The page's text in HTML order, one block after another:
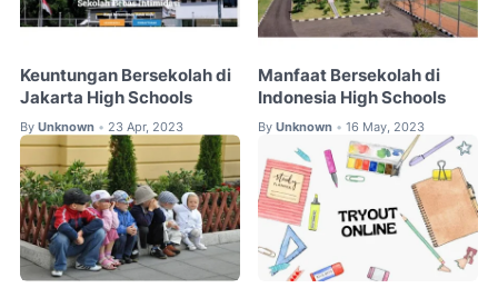
Keuntungan Bersekolah di
Jakarta High Schools
By Unknown • 23 Apr, 2023
Manfaat Bersekolah di
Indonesia High Schools
By Unknown • 16 May, 2023